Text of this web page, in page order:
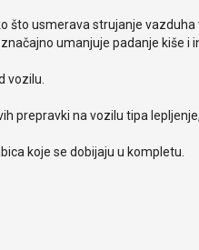
što usmerava strujanje vazduha
umanjuje padanje kiše i
vozilu.
prepravki na vozilu tipa
koje se dobijaju u kompletu.